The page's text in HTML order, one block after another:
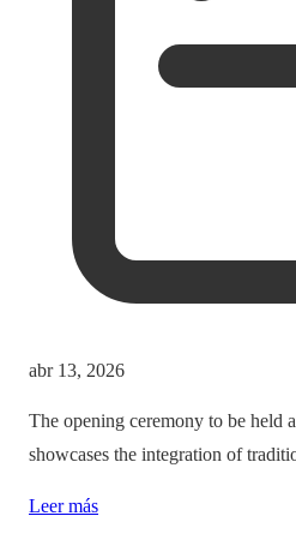
abr 13, 2026
The opening ceremony to be held
showcases the integration of
authenticity and cultural
Leer más